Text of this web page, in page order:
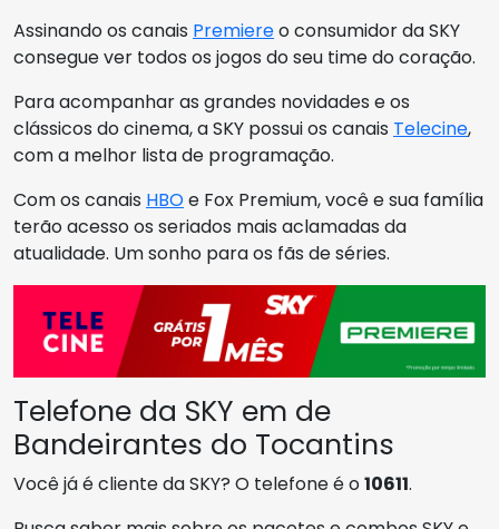
Assinando os canais Premiereo consumidor da SKY
consegue ver todos os jogos do seu time do coração.
Para acompanhar as grandes novidades e os
clássicos do cinema, a SKY possui os canais Telecine,
com a melhor lista de programação.
Com os canais HBOe Fox Premium, você e sua família
terão acesso os seriados mais aclamadas da
atualidade. Um sonho para os fãs de séries.
Telefone da SKY em de
Bandeirantes do Tocantins
Você já é cliente da SKY? O telefone é o10611.